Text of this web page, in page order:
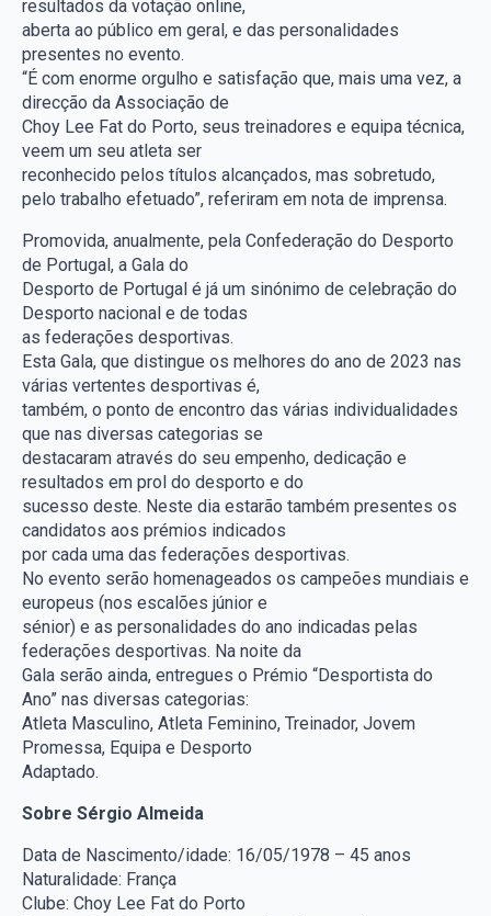
resultados da votação online,
aberta ao público em geral, e das personalidades
presentes no evento.
“É com enorme orgulho e satisfação que, mais uma vez, a
direcção da Associação de
Choy Lee Fat do Porto, seus treinadores e equipa técnica,
veem um seu atleta ser
reconhecido pelos títulos alcançados, mas sobretudo,
pelo trabalho efetuado”, referiram em nota de imprensa.
Promovida, anualmente, pela Confederação do Desporto
de Portugal, a Gala do
Desporto de Portugal é já um sinónimo de celebração do
Desporto nacional e de todas
as federações desportivas.
Esta Gala, que distingue os melhores do ano de 2023 nas
várias vertentes desportivas é,
também, o ponto de encontro das várias individualidades
que nas diversas categorias se
destacaram através do seu empenho, dedicação e
resultados em prol do desporto e do
sucesso deste. Neste dia estarão também presentes os
candidatos aos prémios indicados
por cada uma das federações desportivas.
No evento serão homenageados os campeões mundiais e
europeus (nos escalões júnior e
sénior) e as personalidades do ano indicadas pelas
federações desportivas. Na noite da
Gala serão ainda, entregues o Prémio “Desportista do
Ano” nas diversas categorias:
Atleta Masculino, Atleta Feminino, Treinador, Jovem
Promessa, Equipa e Desporto
Adaptado.
Sobre Sérgio Almeida
Data de Nascimento/idade: 16/05/1978 – 45 anos
Naturalidade: França
Clube: Choy Lee Fat do Porto